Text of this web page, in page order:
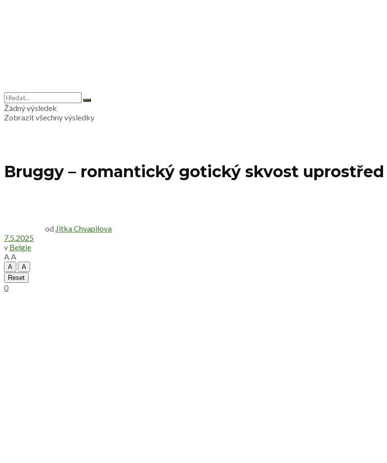
Žádný výsledek
Zobrazit všechny výsledky
Bruggy – romantický gotický skvost
od Jitka Chvapilova
7.5.2025
v Belgie
AA
A
A
Reset
0